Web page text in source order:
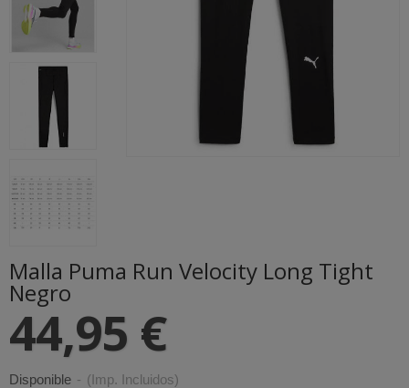
Malla Puma Run Velocity Long Tight
Negro
44,95 €
Disponible - (Imp. Incluidos)